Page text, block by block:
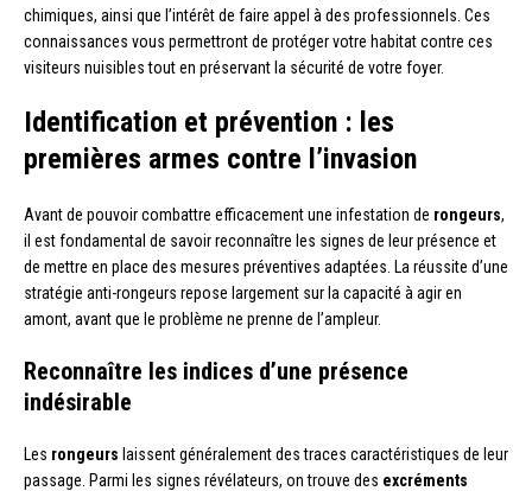
chimiques, ainsi que l’intérêt de faire appel à des professionnels. Ces
connaissances vous permettront de protéger votre habitat contre ces
visiteurs nuisibles tout en préservant la sécurité de votre foyer.
Identification et prévention : les
premières armes contre l’invasion
Avant de pouvoir combattre efficacement une infestation de rongeurs,
il est fondamental de savoir reconnaître les signes de leur présence et
de mettre en place des mesures préventives adaptées. La réussite d’une
stratégie anti-rongeurs repose largement sur la capacité à agir en
amont, avant que le problème ne prenne de l’ampleur.
Reconnaître les indices d’une présence
indésirable
Les rongeurs laissent généralement des traces caractéristiques de leur
passage. Parmi les signes révélateurs, on trouve des excréments